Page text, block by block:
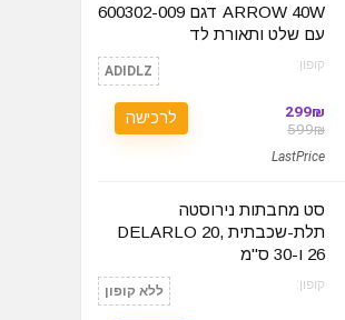
ARROW 40W דגם 600302-009
עם שלט ותאורת לד
קופון: ADIDLZ
299₪
599₪
LastPrice
לרכישה
סט מחבתות נירוסטה
תלת-שכבתית DELARLO 20,
26 ו-30 ס"מ
קופון: ללא קופון